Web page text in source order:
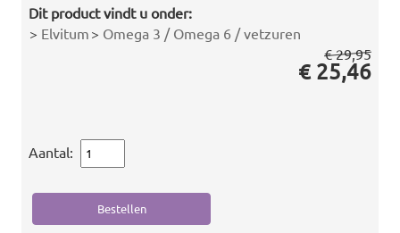
Dit product vindt u onder:
> Elvitum > Omega 3 / Omega 6 / vetzuren
€ 29,95
€ 25,46
Aantal: